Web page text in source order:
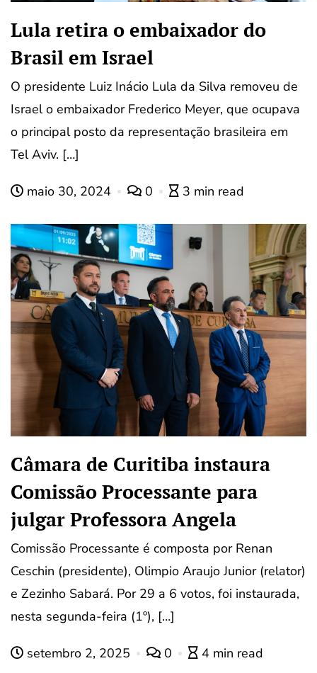
Lula retira o embaixador do
Brasil em Israel
O presidente Luiz Inácio Lula da Silva removeu de
Israel o embaixador Frederico Meyer, que ocupava
o principal posto da representação brasileira em
Tel Aviv. […]
maio 30, 2024 0 3 min read
Câmara de Curitiba instaura
Comissão Processante para
julgar Professora Angela
Comissão Processante é composta por Renan
Ceschin (presidente), Olimpio Araujo Junior (relator)
e Zezinho Sabará. Por 29 a 6 votos, foi instaurada,
nesta segunda-feira (1º), […]
setembro 2, 2025 0 4 min read